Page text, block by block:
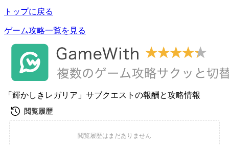
トップに戻る
ゲーム攻略一覧を見る
「輝かしきレガリア」サブクエストの報酬と攻略情報